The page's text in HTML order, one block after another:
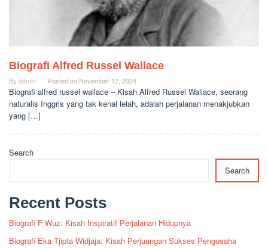
Biografi Alfred Russel Wallace
By admin Posted on November 12, 2024
Biografi alfred russel wallace – Kisah Alfred Russel Wallace, seorang
naturalis Inggris yang tak kenal lelah, adalah perjalanan menakjubkan
yang […]
Search
Search
Recent Posts
Biografi F Wuz: Kisah Inspiratif Perjalanan Hidupnya
Biografi Eka Tjipta Widjaja: Kisah Perjuangan Sukses Pengusaha